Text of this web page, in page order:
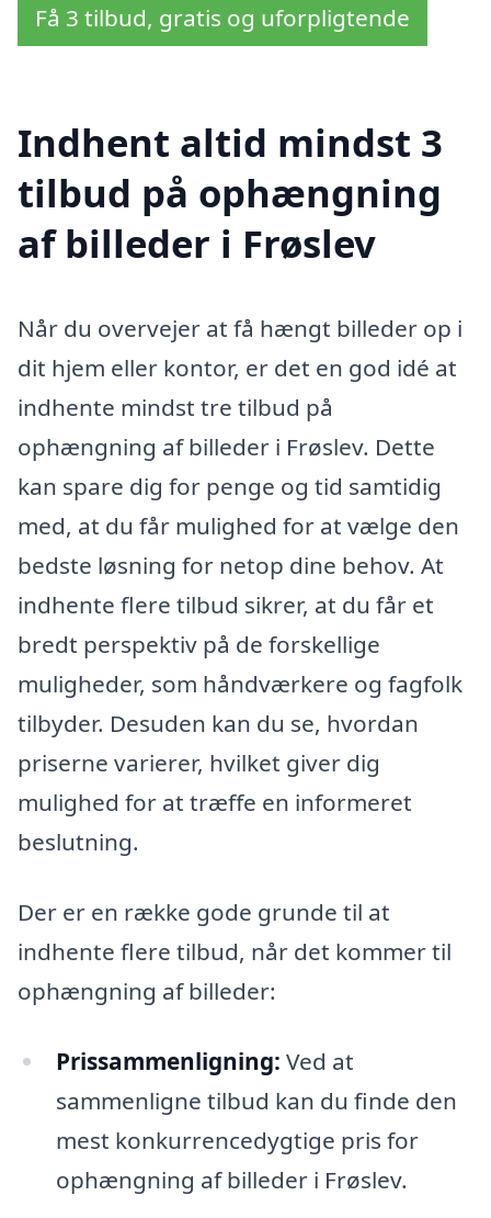
Få 3 tilbud, gratis og uforpligtende
Indhent altid mindst 3
tilbud på ophængning
af billeder i Frøslev
Når du overvejer at få hængt billeder op i
dit hjem eller kontor, er det en god idé at
indhente mindst tre tilbud på
ophængning af billeder i Frøslev. Dette
kan spare dig for penge og tid samtidig
med, at du får mulighed for at vælge den
bedste løsning for netop dine behov. At
indhente flere tilbud sikrer, at du får et
bredt perspektiv på de forskellige
muligheder, som håndværkere og fagfolk
tilbyder. Desuden kan du se, hvordan
priserne varierer, hvilket giver dig
mulighed for at træffe en informeret
beslutning.
Der er en række gode grunde til at
indhente flere tilbud, når det kommer til
ophængning af billeder:
Prissammenligning: Ved at
sammenligne tilbud kan du finde den
mest konkurrencedygtige pris for
ophængning af billeder i Frøslev.